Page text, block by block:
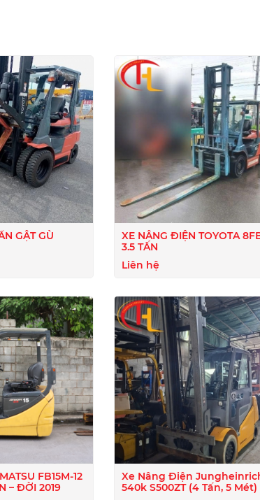
GẬT GÙ
XE NÂNG ĐIỆN TOYOTA
3.5 TẤN
Liên hệ
FB15M-12
– ĐỜI 2019
Xe Nâng Điện
540k S500ZT (4 Tấn, 5 Mét)